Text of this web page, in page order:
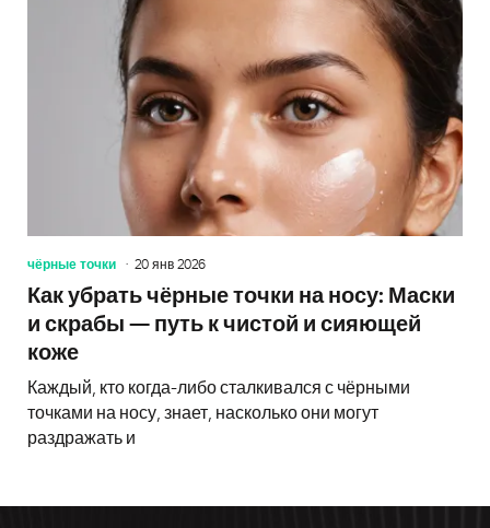
чёрные точки 20 янв 2026
Как убрать чёрные точки на носу: Маски
и скрабы — путь к чистой и сияющей
коже
Каждый, кто когда-либо сталкивался с чёрными
точками на носу, знает, насколько они могут
раздражать и